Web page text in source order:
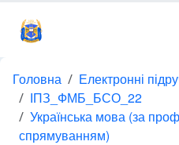
Головна
Електронні
ІПЗ_ФМБ_БСО_22
Українська мова (за
спрямуванням)